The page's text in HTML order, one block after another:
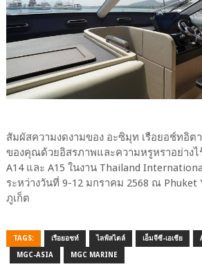
สัมผัสความงดงามของ อะซิมุท เรือยอช์ทอิต
ของคุณด้วยอิสรภาพและความหรูหราอย่างไ
A14 และ A15 ในงาน Thailand
ระหว่างวันที่ 9-12 มกราคม 2568 ณ Phuket
ภูเก็ต
TAGS: เรือยอชท์ ไลฟ์สไตล์ เอ็มจีซี-เอเชีย
MGC-ASIA MGC MARINE